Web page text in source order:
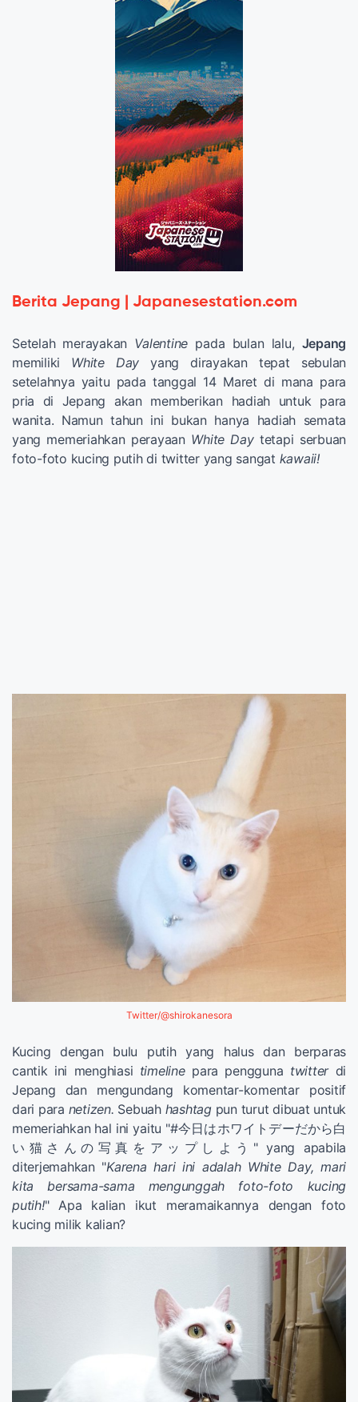
Berita Jepang | Japanesestation.com
Setelah merayakan Valentine pada bulan lalu, Jepang
memiliki White Day yang dirayakan tepat sebulan
setelahnya yaitu pada tanggal 14 Maret di mana para
pria di Jepang akan memberikan hadiah untuk para
wanita. Namun tahun ini bukan hanya hadiah semata
yang memeriahkan perayaan White Daytetapi serbuan
foto-foto kucing putih di twitter yang sangat kawaii!
Twitter/@shirokanesora
Kucing dengan bulu putih yang halus dan berparas
cantik ini menghiasi timelinepara pengguna twitterdi
Jepang dan mengundang komentar-komentar positif
dari para netizen. Sebuah hashtagpun turut dibuat untuk
memeriahkan hal ini yaitu "#今日はホワイトデーだから白
い猫さんの写真をアップしよう" yang apabila
diterjemahkan "Karena hari ini adalah White Day, mari
kita bersama-sama mengunggah foto-foto kucing
putih!" Apa kalian ikut meramaikannya dengan foto
kucing milik kalian?